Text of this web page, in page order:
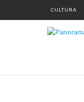
CULTURA